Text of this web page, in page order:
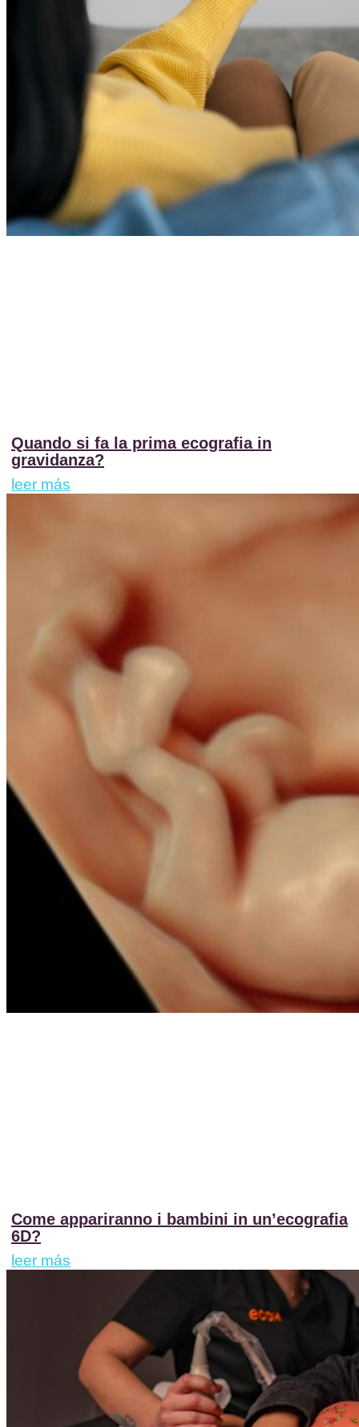
Quando si fa la prima ecografia in
gravidanza?
leer más
Come appariranno i bambini in un’ecografia
6D?
leer más